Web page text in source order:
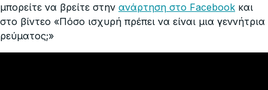
μπορείτε να βρείτε στην ανάρτηση στο Facebook και
στο βίντεο «Πόσο ισχυρή πρέπει να είναι μια γεννήτρια
ρεύματος;»